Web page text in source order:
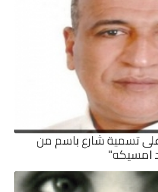
تسمية شارع باسم من
امسيكه"